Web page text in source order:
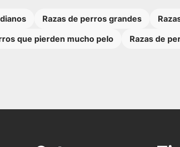
Razas de perros grandes
que pierden mucho pelo
Razas de